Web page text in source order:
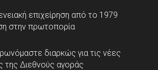
επιχείρηση από το 1979
στην πρωτοπορία
διαρκώς για τις νέες
της Διεθνούς αγοράς